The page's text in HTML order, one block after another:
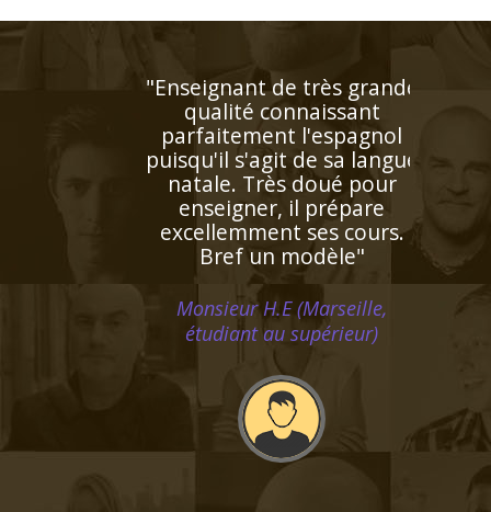
de très grande
l'espagnol
s'agit de sa langue
Très doué pour
il prépare
ses cours.